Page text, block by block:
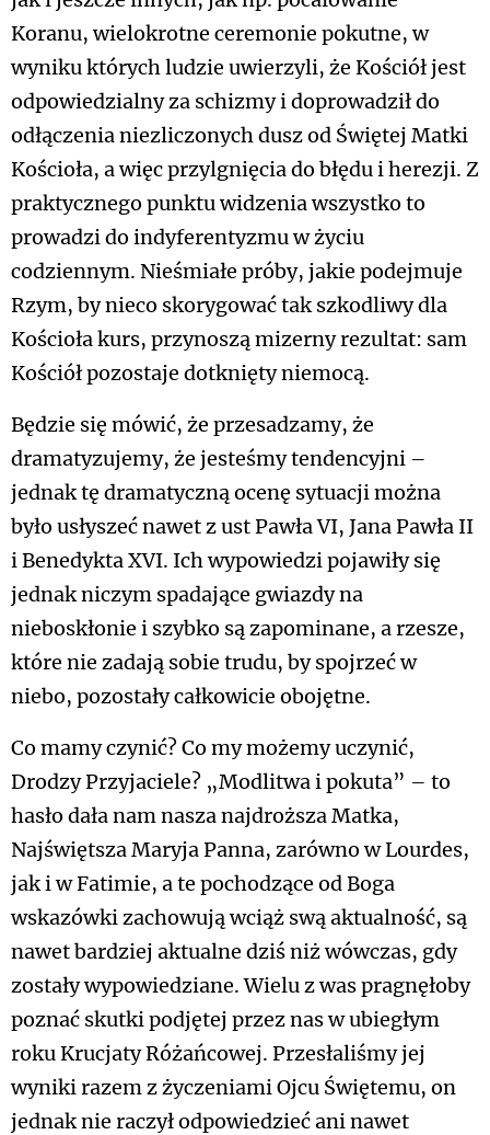
Koranu, wielokrotne ceremonie pokutne, w
wyniku których ludzie uwierzyli, że Kościół jest
odpowiedzialny za schizmy i doprowadził do
odłączenia niezliczonych dusz od Świętej Matki
Kościoła, a więc przylgnięcia do błędu i herezji. Z
praktycznego punktu widzenia wszystko to
prowadzi do indyferentyzmu w życiu
codziennym. Nieśmiałe próby, jakie podejmuje
Rzym, by nieco skorygować tak szkodliwy dla
Kościoła kurs, przynoszą mizerny rezultat: sam
Kościół pozostaje dotknięty niemocą.
Będzie się mówić, że przesadzamy, że
dramatyzujemy, że jesteśmy tendencyjni –
jednak tę dramatyczną ocenę sytuacji można
było usłyszeć nawet z ust Pawła VI, Jana Pawła II
i Benedykta XVI. Ich wypowiedzi pojawiły się
jednak niczym spadające gwiazdy na
nieboskłonie i szybko są zapominane, a rzesze,
które nie zadają sobie trudu, by spojrzeć w
niebo, pozostały całkowicie obojętne.
Co mamy czynić? Co my możemy uczynić,
Drodzy Przyjaciele? „Modlitwa i pokuta” – to
hasło dała nam nasza najdroższa Matka,
Najświętsza Maryja Panna, zarówno w Lourdes,
jak i w Fatimie, a te pochodzące od Boga
wskazówki zachowują wciąż swą aktualność, są
nawet bardziej aktualne dziś niż wówczas, gdy
zostały wypowiedziane. Wielu z was pragnęłoby
poznać skutki podjętej przez nas w ubiegłym
roku Krucjaty Różańcowej. Przesłaliśmy jej
wyniki razem z życzeniami Ojcu Świętemu, on
jednak nie raczył odpowiedzieć ani nawet